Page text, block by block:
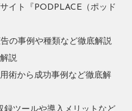
イト『PODPLACE（ポッド
の事例や種類など徹底解説
説
術から成功事例など徹底解